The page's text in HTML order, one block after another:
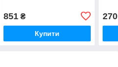
851₴
Купити
270